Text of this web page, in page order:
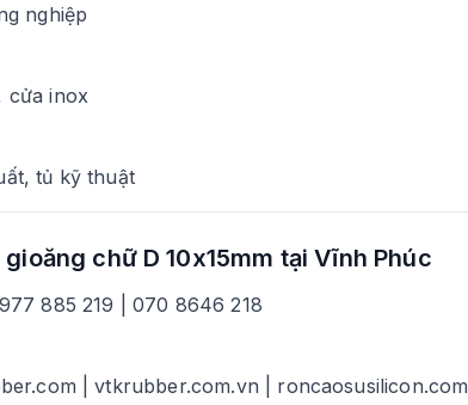
nghiệp
cửa inox
tủ kỹ thuật
gioăng chữ D 10x15mm tại Vĩnh Phúc
885 219 | 070 8646 218
| vtkrubber.com.vn | roncaosusilicon.com